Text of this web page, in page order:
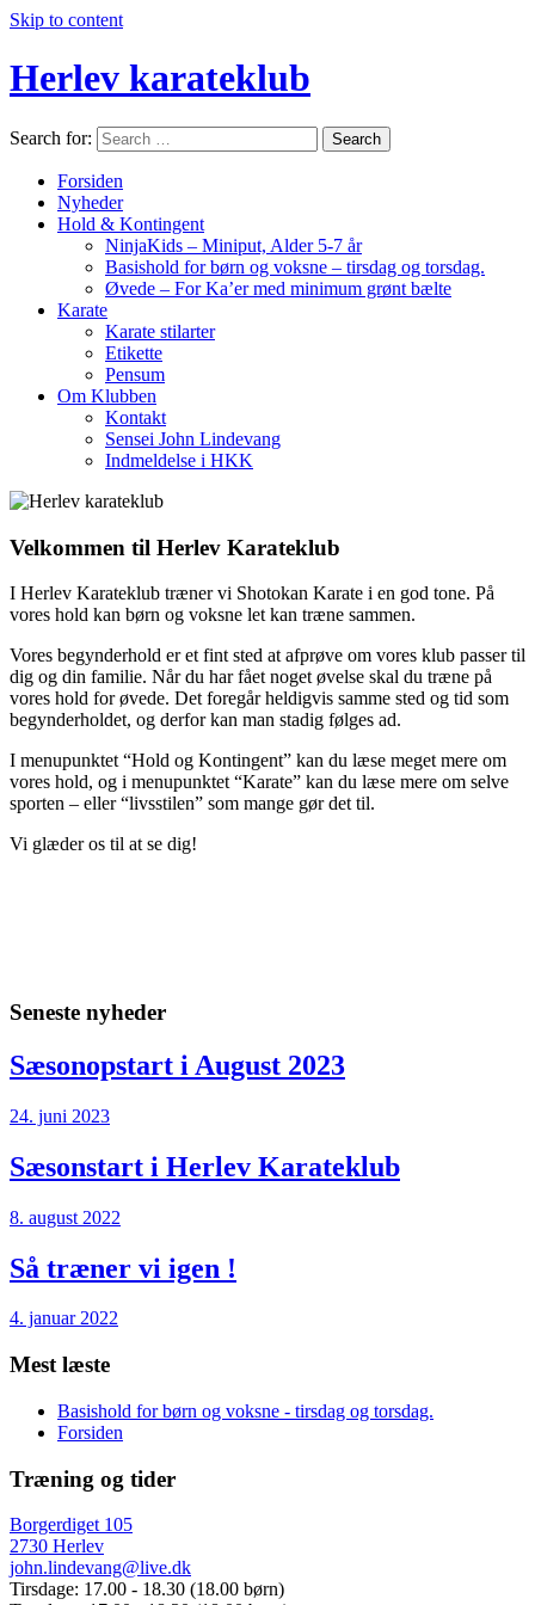
Skip to content
Herlev karateklub
Karate
Search for: Search
Forsiden
Nyheder
Hold & Kontingent
NinjaKids – Miniput, Alder 5-7 år
Basishold for børn og voksne – tirsdag og torsdag.
Øvede – For Ka’er med minimum grønt bælte
Karate
Karate stilarter
Etikette
Pensum
Om Klubben
Kontakt
Sensei John Lindevang
Indmeldelse i HKK
Velkommen til Herlev Karateklub
I Herlev Karateklub træner vi Shotokan Karate i en god tone. På
vores hold kan børn og voksne let kan træne sammen.
Vores begynderhold er et fint sted at afprøve om vores klub passer til
dig og din familie. Når du har fået noget øvelse skal du træne på
vores hold for øvede. Det foregår heldigvis samme sted og tid som
begynderholdet, og derfor kan man stadig følges ad.
I menupunktet “Hold og Kontingent” kan du læse meget mere om
vores hold, og i menupunktet “Karate” kan du læse mere om selve
sporten – eller “livsstilen” som mange gør det til.
Vi glæder os til at se dig!
Seneste nyheder
Sæsonopstart i August 2023
24. juni 2023
Sæsonstart i Herlev Karateklub
8. august 2022
Så træner vi igen !
4. januar 2022
Mest læste
Basishold for børn og voksne - tirsdag og torsdag.
Forsiden
Træning og tider
Borgerdiget 105
2730 Herlev
john.lindevang@live.dk
Tirsdage: 17.00 - 18.30 (18.00 børn)